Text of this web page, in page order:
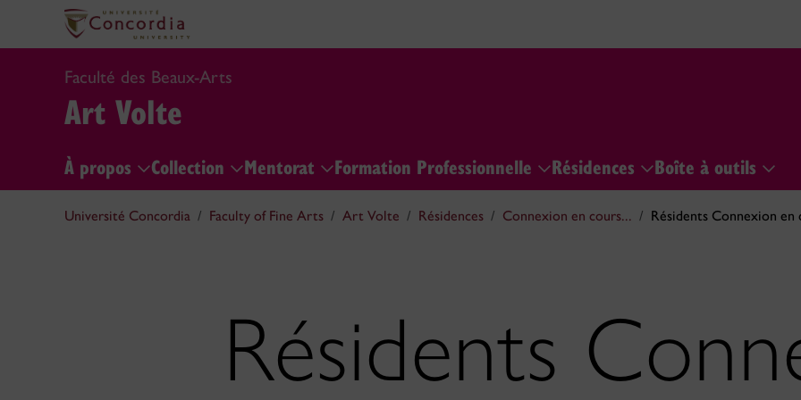
Faculté des Beaux-Arts
Art Volte
À propos Collection Mentorat Formation Professionnelle Résidences Boîte à outils
Université Concordia Faculty of Fine Arts Art Volte Résidences Connexion en cours... Résidents Connexion en
Résidents